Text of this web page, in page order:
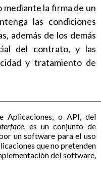
la firma de un
las condiciones
además de los demás
del contrato, y las
y tratamiento de
Aplicaciones, o API, del
, es un conjunto de
un software para el uso
que no pretenden
del software,